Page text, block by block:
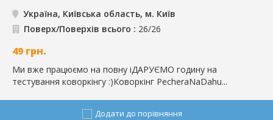
Україна, Київська область, м. Київ
Поверх/Поверхів всього : 26/26
49 грн.
Ми вже працюємо на повну іДАРУЄМО годину на
тестування коворкінгу :)Коворкінг PecheraNaDahu...
Додати до порівняння